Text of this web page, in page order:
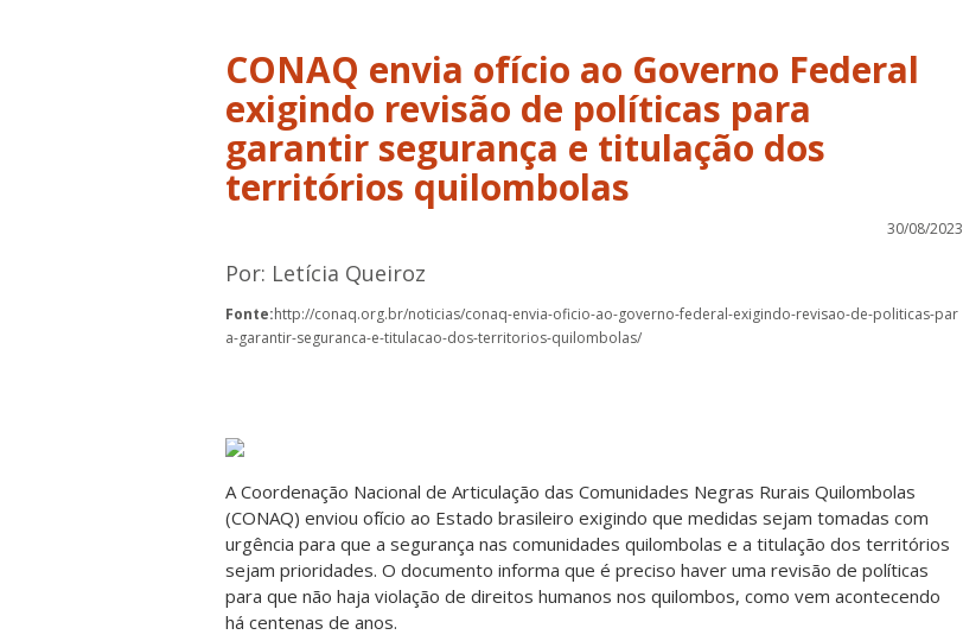
CONAQ envia ofício ao Governo Federal
exigindo revisão de políticas para
garantir segurança e titulação dos
territórios quilombolas
30/08/2023
Por: Letícia Queiroz
Fonte:http://conaq.org.br/noticias/conaq-envia-oficio-ao-governo-federal-exigindo-revisao-de-politicas-par
a-garantir-seguranca-e-titulacao-dos-territorios-quilombolas/
A Coordenação Nacional de Articulação das Comunidades Negras Rurais Quilombolas
(CONAQ) enviou ofício ao Estado brasileiro exigindo que medidas sejam tomadas com
urgência para que a segurança nas comunidades quilombolas e a titulação dos territórios
sejam prioridades. O documento informa que é preciso haver uma revisão de políticas
para que não haja violação de direitos humanos nos quilombos, como vem acontecendo
há centenas de anos.